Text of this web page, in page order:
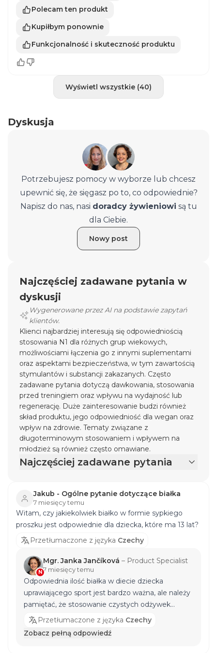
Polecam ten produkt
Kupiłbym ponownie
Funkcjonalność i skuteczność produktu
Wyświetl wszystkie (40)
Dyskusja
Potrzebujesz pomocy w wyborze lub chcesz
upewnić się, że sięgasz po to, co odpowiednie?
Napisz do nas, nasi doradcy żywieniowi są tu
dla Ciebie.
Nowy post
Najczęściej zadawane pytania w
dyskusji
Wygenerowane przez AI na podstawie zapytań
klientów.
Klienci najbardziej interesują się odpowiedniością
stosowania N1 dla różnych grup wiekowych,
możliwościami łączenia go z innymi suplementami
oraz aspektami bezpieczeństwa, w tym zawartością
stymulantów i substancji zakazanych. Często
zadawane pytania dotyczą dawkowania, stosowania
przed treningiem oraz wpływu na wydajność lub
regenerację. Duże zainteresowanie budzi również
skład produktu, jego odpowiedniość dla wegan oraz
wpływ na zdrowie. Tematy związane z
długoterminowym stosowaniem i wpływem na
młodzież są również często omawiane.
Najczęściej zadawane pytania
Jakub - Ogólne pytanie dotyczące białka
7 miesięcy temu
Witam, czy jakiekolwiek białko w formie sypkiego
proszku jest odpowiednie dla dziecka, które ma 13 lat?
Przetłumaczone z języka Czechy
N
Mgr. Janka Jančíková – Product Specialist
7 miesięcy temu
Odpowiednia ilość białka w diecie dziecka
uprawiającego sport jest bardzo ważna, ale należy
pamiętać, że stosowanie czystych odżywek
białkowych o wysokim stężeniu białka może z
spożycie białka, co nie jest pożądane! W takich
Przetłumaczone z języka Czechy
Zobacz pełną odpowiedź